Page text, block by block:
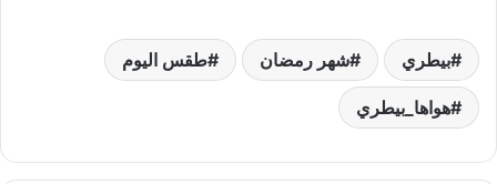
بيطري شهر رمضان طقس اليوم
هواها_بيطري